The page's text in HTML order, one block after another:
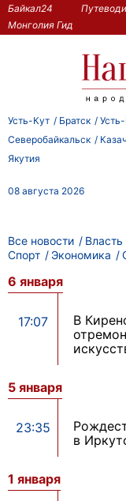
Байкал24
Монголия Гид
Усть-Кут Братск
Северобайкальск
Якутия
08 августа 2026
Все новости Власть
Спорт
Экономика
6 января
17:07
В
5 января
23:35
в
1 января